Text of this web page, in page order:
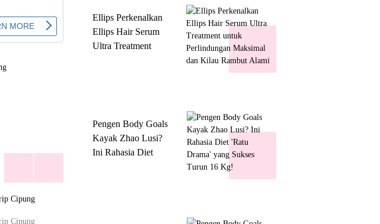
Ellips Perkenalkan
Ellips Hair Serum
Ultra Treatment
Pengen Body Goals
Kayak Zhao Lusi?
Ini Rahasia Diet